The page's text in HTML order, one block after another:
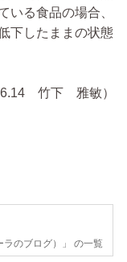
いる食品の場合、
下したままの状態
竹下 雅敏）
ラのブログ）」 の一覧